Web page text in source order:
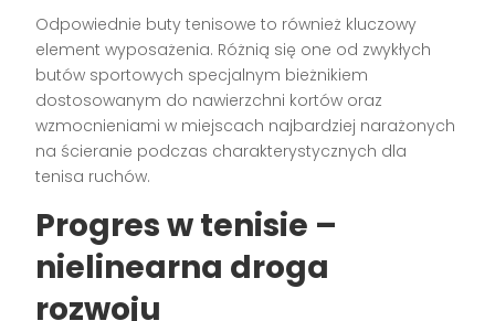
Odpowiednie buty tenisowe to również kluczowy
element wyposażenia. Różnią się one od zwykłych
butów sportowych specjalnym bieżnikiem
dostosowanym do nawierzchni kortów oraz
wzmocnieniami w miejscach najbardziej narażonych
na ścieranie podczas charakterystycznych dla
tenisa ruchów.
Progres w tenisie –
nielinearna droga
rozwoju